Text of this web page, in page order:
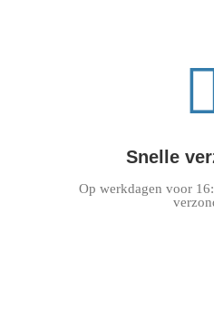
Snelle
Op werkdagen voor